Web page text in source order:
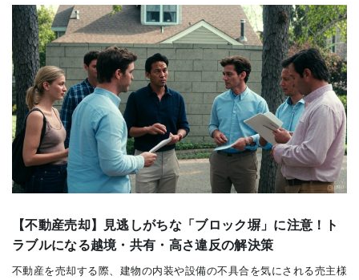
【不動産売却】見逃しがちな「ブロック塀」に注意！ト
ラブルになる越境・共有・高さ違反の解決策
不動産を売却する際、建物の内装や設備の不具合を気にされる売主様